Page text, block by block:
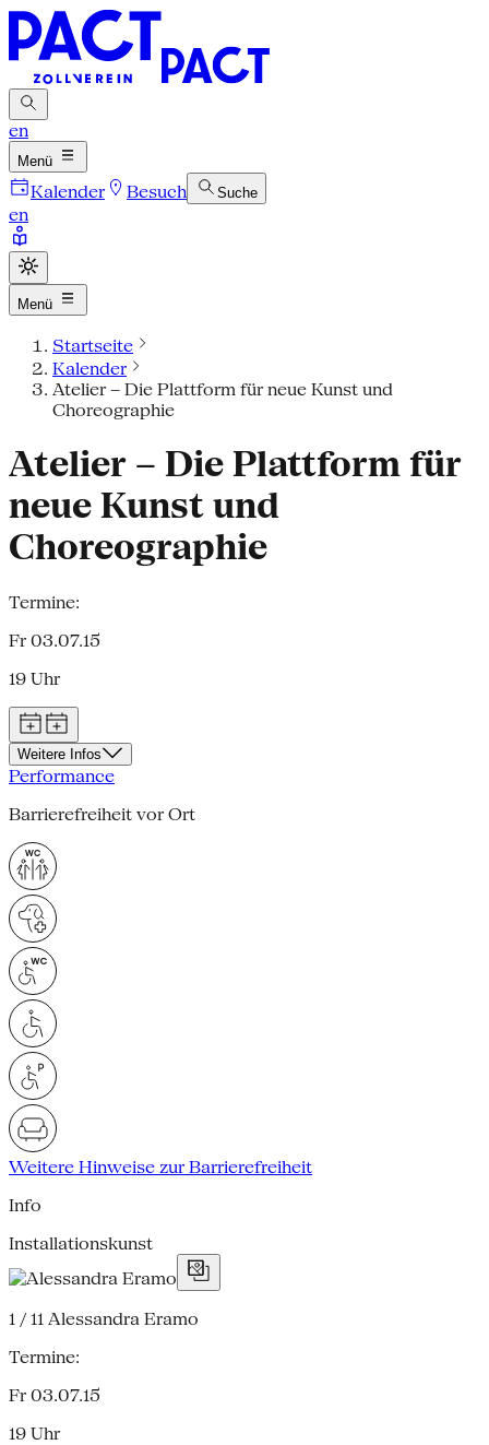
en
Menü
Kalender Besuch Suche
en
Menü
Startseite
Kalender
Atelier – Die Plattform für neue Kunst und
Choreographie
Atelier – Die Plattform für
neue Kunst und
Choreographie
Termine:
Fr 03.07.15
19 Uhr
Weitere Infos
Performance
Barrierefreiheit vor Ort
Weitere Hinweise zur Barrierefreiheit
Info
Installationskunst
1 / 11 Alessandra Eramo
Termine:
Fr 03.07.15
19 Uhr